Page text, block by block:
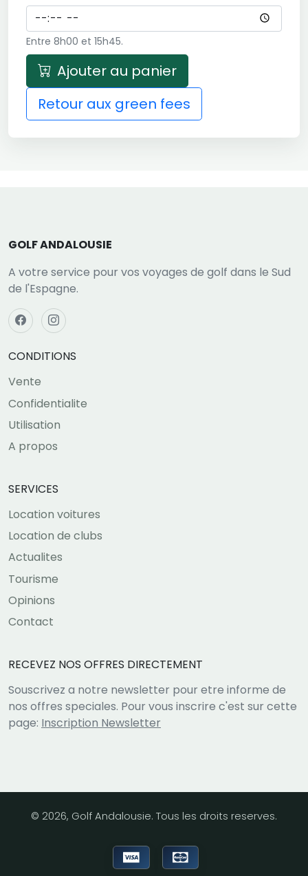
Entre 8h00 et 15h45.
Ajouter au panier
Retour aux green fees
GOLF ANDALOUSIE
A votre service pour vos voyages de golf dans le Sud
de l'Espagne.
CONDITIONS
Vente
Confidentialite
Utilisation
A propos
SERVICES
Location voitures
Location de clubs
Actualites
Tourisme
Opinions
Contact
RECEVEZ NOS OFFRES DIRECTEMENT
Souscrivez a notre newsletter pour etre informe de
nos offres speciales. Pour vous inscrire c'est sur cette
page: Inscription Newsletter
© 2026, Golf Andalousie. Tous les droits reserves.